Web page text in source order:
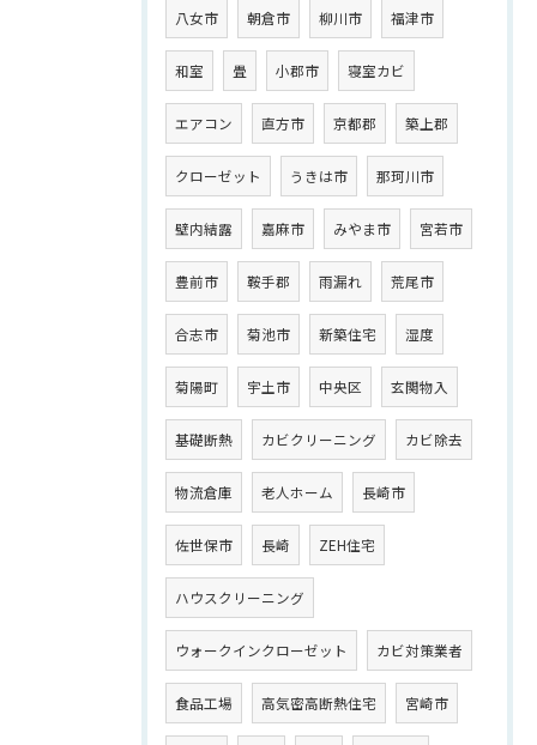
八女市 朝倉市 柳川市 福津市
和室 畳 小郡市 寝室カビ
エアコン 直方市 京都郡 築上郡
クローゼット うきは市 那珂川市
壁内結露 嘉麻市 みやま市 宮若市
豊前市 鞍手郡 雨漏れ 荒尾市
合志市 菊池市 新築住宅 湿度
菊陽町 宇土市 中央区 玄関物入
基礎断熱 カビクリーニング カビ除去
物流倉庫 老人ホーム 長崎市
佐世保市 長崎 ZEH住宅
ハウスクリーニング
ウォークインクローゼット カビ対策業者
食品工場 高気密高断熱住宅 宮崎市